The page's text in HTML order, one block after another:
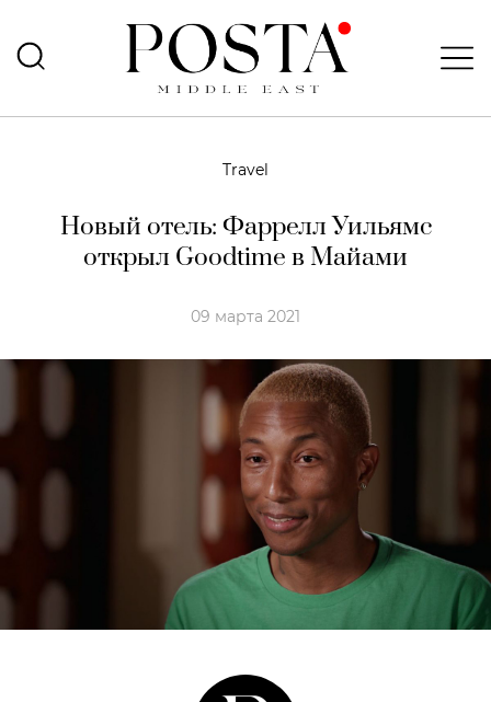
Travel
Новый отель: Фаррелл Уильямс
открыл Goodtime в Майами
09 марта 2021